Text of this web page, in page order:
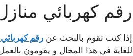
رقم كهربائي منازل
إذا كنت تقوم بالبحث عن رقم كهربائي
للغاية في هذا المجال و يقومون